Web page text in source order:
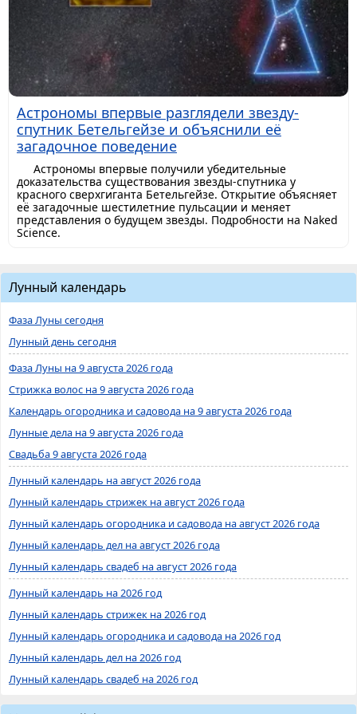
Астрономы впервые разглядели звезду-
спутник Бетельгейзе и объяснили её
загадочное поведение
Астрономы впервые получили убедительные
доказательства существования звезды-спутника у
красного сверхгиганта Бетельгейзе. Открытие объясняет
её загадочные шестилетние пульсации и меняет
представления о будущем звезды. Подробности на Naked
Science.
Лунный календарь
Фаза Луны сегодня
Лунный день сегодня
Фаза Луны на 9 августа 2026 года
Стрижка волос на 9 августа 2026 года
Календарь огородника и садовода на 9 августа 2026 года
Лунные дела на 9 августа 2026 года
Свадьба 9 августа 2026 года
Лунный календарь на август 2026 года
Лунный календарь стрижек на август 2026 года
Лунный календарь огородника и садовода на август 2026 года
Лунный календарь дел на август 2026 года
Лунный календарь свадеб на август 2026 года
Лунный календарь на 2026 год
Лунный календарь стрижек на 2026 год
Лунный календарь огородника и садовода на 2026 год
Лунный календарь дел на 2026 год
Лунный календарь свадеб на 2026 год